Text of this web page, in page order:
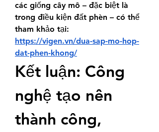
các giống cây mô – đặc biệt là
trong điều kiện đất phèn – có thể
https://vigen.vn/dua-sap-mo-hop-
dat-phen-khong/
Kết luận: Công
nghệ tạo nên
thành công,